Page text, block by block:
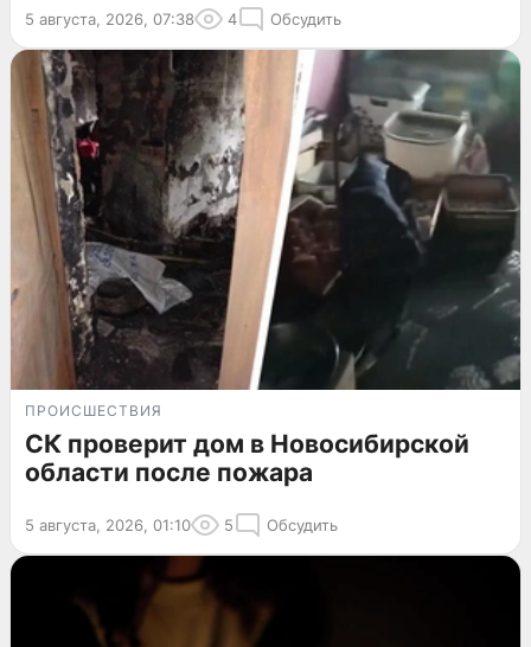
5 августа, 2026, 07:38 4 Обсудить
ПРОИСШЕСТВИЯ
СК проверит дом в Новосибирской
области после пожара
5 августа, 2026, 01:10 5 Обсудить